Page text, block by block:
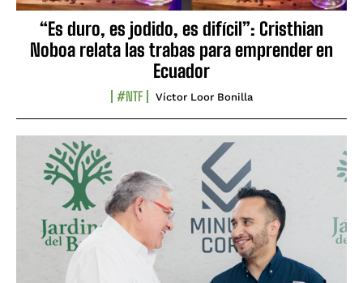
“Es duro, es jodido, es difícil”: Cristhian
Noboa relata las trabas para emprender en
Ecuador
#NTF Víctor Loor Bonilla